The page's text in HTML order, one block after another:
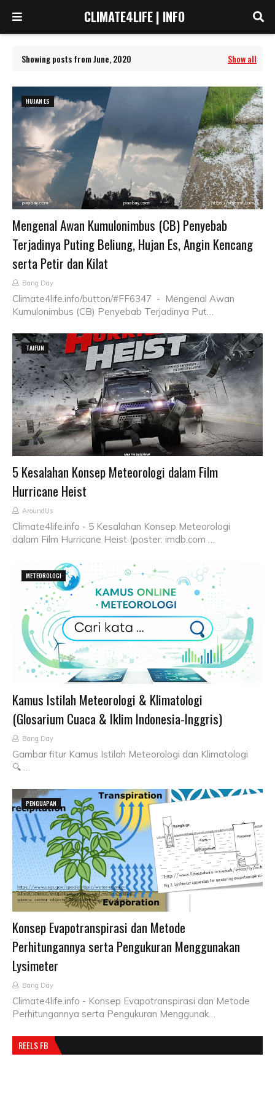
CLIMATE4LIFE | INFO
Showing posts from June, 2020 Show all
HUJAN ES
Mengenal Awan Kumulonimbus (CB) Penyebab
Terjadinya Puting Beliung, Hujan Es, Angin Kencang
serta Petir dan Kilat
Bang Day
Climate4life.info/button/#FF6347 - Mengenal Awan
Kumulonimbus (CB) Penyebab Terjadinya Put…
TAIFUN
5 Kesalahan Konsep Meteorologi dalam Film
Hurricane Heist
AroundUs
Climate4life.info - 5 Kesalahan Konsep Meteorologi
dalam Film Hurricane Heist (poster: imdb.com …
METEOROLOGI
Kamus Istilah Meteorologi & Klimatologi
(Glosarium Cuaca & Iklim Indonesia-Inggris)
Bang Day
Gambar fitur Kamus Istilah Meteorologi dan Klimatologi
🔍 …
PENGUAPAN
Konsep Evapotranspirasi dan Metode
Perhitungannya serta Pengukuran Menggunakan
Lysimeter
Bang Day
Climate4life.info - Konsep Evapotranspirasi dan Metode
Perhitungannya serta Pengukuran Menggunak…
REELS FB